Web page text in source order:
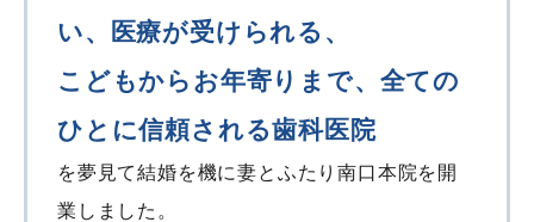
い、医療が受けられる、
こどもからお年寄りまで、全ての
ひとに信頼される歯科医院
を夢見て結婚を機に妻とふたり南口本院を開
業しました。